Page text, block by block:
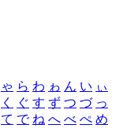
ゃ ら わ ゎ ん い ぃ
く ぐ す ず つ づ っ
て で ね へ べ ぺ め